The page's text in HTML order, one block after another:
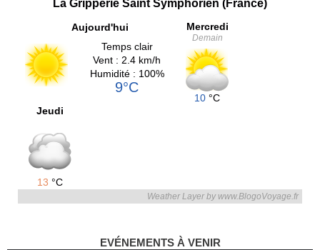
La Gripperie Saint Symphorien (France)
Aujourd'hui
Temps clair
Vent : 2.4 km/h
Humidité : 100%
9°C
Mercredi
Demain
10 °C
Jeudi
13 °C
Weather Layer by www.BlogoVoyage.fr
EVÉNEMENTS À VENIR